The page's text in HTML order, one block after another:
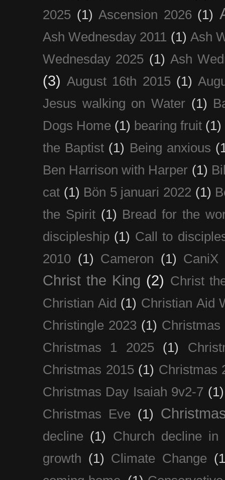
2025 (1) Ascension 2026 (1)
Ash Wednesday 2011 (1) Ash
Wednesday 2025 (1) Ash
(3) August 16th 2015 (1)
Jesus walking on Water (1)
Dogs Home (1) bearing fruit (1)
the Baptist (1) Being anxious
Ben Harrison with Harper (1)
cat (1) Bön 5 januari 2022 (1)
the Spirit (1) Bread for the
discipleship (1) Call to
2010 (1) Cameron (1) CaniX
Christ the King (2) Christ
Christian Aid (1) Christian Aid
Christingle 2023 (1) Christmas
Christmas 1 2025
(1)
Christmas 2015 (1) Christmas
Christmas Day Isaiah 9v2-7 (1)
Christmas Eve (1)
decline (1)
Church decline
growth (1) Climate Change